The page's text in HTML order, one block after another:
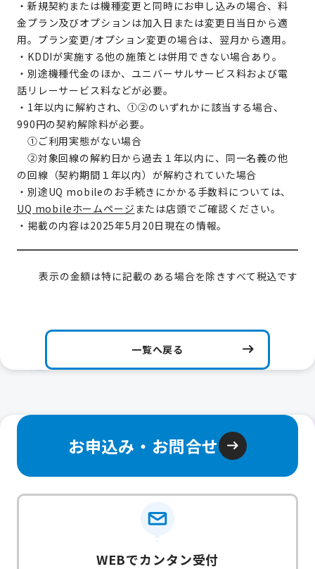
・新規契約または機種変更と同時にお申し込みの場合、料
金プラン及びオプションは加入日または変更日当日から適
用。プラン変更/オプション変更の場合は、翌月から適用。
・KDDIが実施する他の施策とは併用できない場合あり。
・別途機種代金のほか、ユニバーサルサービス料および電
話リレーサービス料などが必要。
・1年以内に解約され、①②のいずれかに該当する場合、
990円の契約解除料が必要。
①ご利用実態がない場合
②対象回線の解約日から過去１年以内に、同一名義の他
の回線（契約期間１年以内）が解約されていた場合
・別途UQ mobileのお手続きにかかる手数料については、
UQ mobileホームページ または店頭でご確認ください。
・掲載の内容は2025年5月20日現在の情報。
表示の金額は特に記載のある場合を除きすべて税込です
一覧へ戻る
お申込み・お問合せ
WEBでカンタン受付